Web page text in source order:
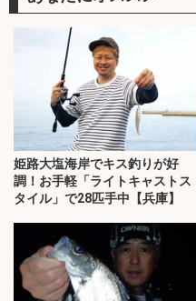
姫路大塩海岸でキス釣りが好
調！お手軽「ライトキャストス
タイル」で28匹手中【兵庫】